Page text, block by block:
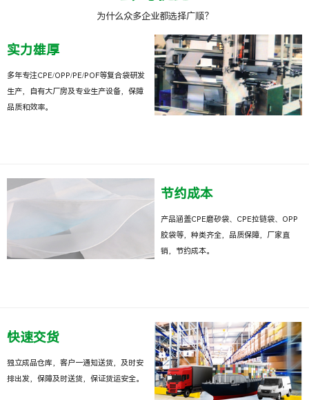
为什么众多企业都选择广顺？
实力雄厚
多年专注CPE/OPP/PE/POF等复合袋研发
生产，自有大厂房及专业生产设备，保障
品质和效率。
节约成本
产品涵盖CPE磨砂袋、CPE拉链袋、OPP
胶袋等，种类齐全，品质保障，厂家直
销，节约成本。
快速交货
独立成品仓库，客户一通知送货，及时安
排出发，保障及时送货，保证货运安全。